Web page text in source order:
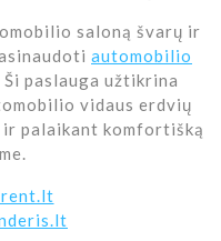
saloną švarų ir
automobilio
paslauga užtikrina
vidaus erdvių
ir palaikant komfortišką